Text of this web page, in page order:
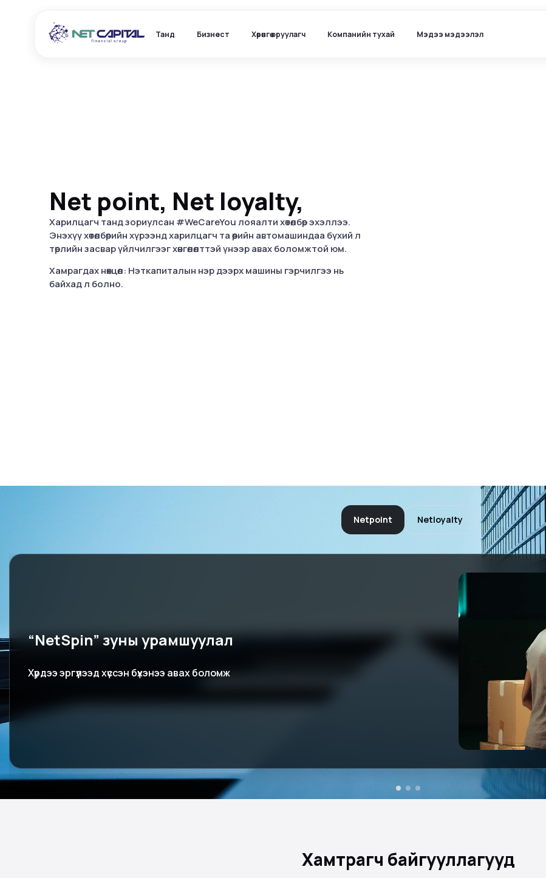
Танд Бизнест Хөрөнгө оруулагч Компанийн тухай Мэдээ мэдээлэл
Net point, Net loyalty,
Харилцагч танд зориулсан #WeCareYou лояалти хөтөлбөр эхэллээ.
Энэхүү хөтөлбөрийн хүрээнд харилцагч та өөрийн автомашиндаа бүхий л
төрлийн засвар үйлчилгээг хөнгөлөлттэй үнээр авах боломжтой юм.
Хамрагдах нөхцөл: Нэткапиталын нэр дээрх машины гэрчилгээ нь
байхад л болно.
Netpoint Netloyalty
NetPay ашиглах бүрт "оноо" цуглуулах
NetPay‑р шинэ бүртгэл үүсгэх, зээл авах, зээл төлөх, үйлчилгээг худалдан авах бүрт
Netpoint оноо цугларна
Хамтрагч байгууллагууд